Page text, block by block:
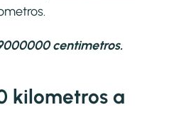
centimetros.
kilometros a